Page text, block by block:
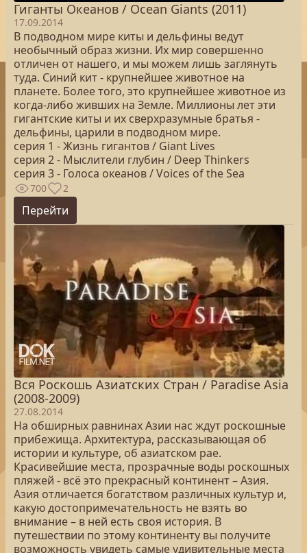
Гиганты Океанов / Ocean Giants (2011)
17.09.2014
В подводном мире киты и дельфины ведут
необычный образ жизни. Их мир совершенно
отличен от нашего, и мы можем лишь заглянуть
туда. Синий кит - крупнейшее животное на
планете. Более того, это крупнейшее животное из
когда-либо живших на Земле. Миллионы лет эти
гигантские киты и их сверхразумные братья -
дельфины, царили в подводном мире.
серия 1 - Жизнь гигантов / Giant Lives
серия 2 - Мыслители глубин / Deep Thinkers
серия 3 - Голоса океанов / Voices of the Sea
700 2
Перейти
Вся Роскошь Азиатских Стран / Paradise Asia
(2008-2009)
27.08.2014
На обширных равнинах Азии нас ждут роскошные
прибежища. Архитектура, рассказывающая об
истории и культуре, об азиатском рае.
Красивейшие места, прозрачные воды роскошных
пляжей - всё это прекрасный континент – Азия.
Азия отличается богатством различных культур и,
какую достопримечательность не взять во
внимание – в ней есть своя история. В
путешествии по этому континенту вы получите
возможность увидеть самые удивительные места